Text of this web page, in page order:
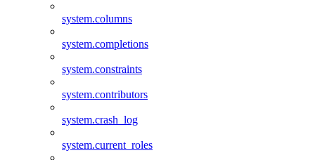
system.columns
system.completions
system.constraints
system.contributors
system.crash_log
system.current_roles